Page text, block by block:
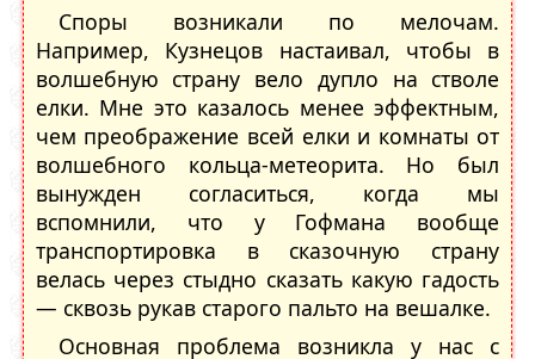
Споры возникали по мелочам.
Например, Кузнецов настаивал, чтобы в
волшебную страну вело дупло на стволе
елки. Мне это казалось менее эффектным,
чем преображение всей елки и комнаты от
волшебного кольца-метеорита. Но был
вынужден согласиться, когда мы
вспомнили, что у Гофмана вообще
транспортировка в сказочную страну
велась через стыдно сказать какую гадость
— сквозь рукав старого пальто на вешалке.
Основная проблема возникла у нас с